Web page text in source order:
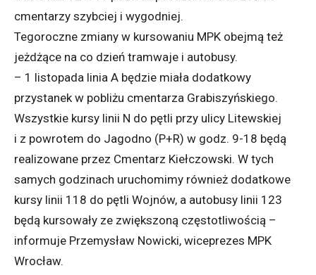
cmentarzy szybciej i wygodniej.
Tegoroczne zmiany w kursowaniu MPK obejmą też
jeżdżące na co dzień tramwaje i autobusy.
– 1 listopada linia A będzie miała dodatkowy
przystanek w pobliżu cmentarza Grabiszyńskiego.
Wszystkie kursy linii N do pętli przy ulicy Litewskiej
i z powrotem do Jagodno (P+R) w godz. 9-18 będą
realizowane przez Cmentarz Kiełczowski. W tych
samych godzinach uruchomimy również dodatkowe
kursy linii 118 do pętli Wojnów, a autobusy linii 123
będą kursowały ze zwiększoną częstotliwością –
informuje Przemysław Nowicki, wiceprezes MPK
Wrocław.